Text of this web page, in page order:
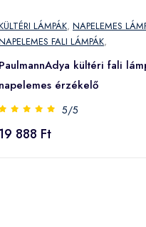
LÁMPÁK, NAPELEMES
FALI LÁMPÁK,
PaulmannAdya kültéri fali
napelemes érzékelő
5/5
19 888 Ft